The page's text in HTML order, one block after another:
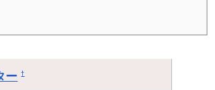
ー †